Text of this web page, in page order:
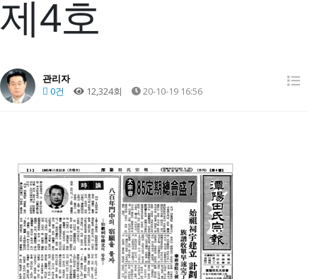
제4호
관리자
0건
12,324회 20-10-19 16:56